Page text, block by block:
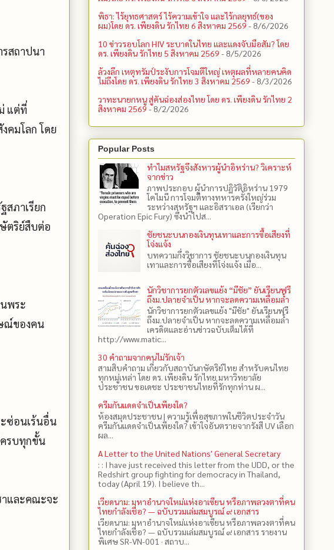
สถาปนา
แต่ที่
คมโลก โดย
ภาเรียก
ตริย์สืบต่อ
พระ
ณ์ของคน
ซ่อนเร้นอื่น
รบทุกขั้น
าและคณะจะ
พิธา: ไร้ยุทธศาสตร์ ไร้ความเข้าใจ และไร้กลยุทธ์(ของ
ผม)โดย ดร. เพียงดิน รักไทย 6 สิงหาคม 2569 - 8/6/2026
10 ข่าวรอบโลก HIV ระบาดในไทย และแดงจับมือสัม? โดย
ดร. เพียงดิน รักไทย 5 สิงหาคม 2569 - 8/5/2026
ล้วงลึก เหตุทรัมป์ระงับการโจมตีใหญ่ เหตุผลที่หลายคนคิด
ไม่ถึงโดย ดร. เพียงดิน รักไทย 3 สิงหาคม 2569 - 8/3/2026
วาทะนายกหนู สู่คันฉ่องส่องไทย โดย ดร. เพียงดิน รักไทย 2
สิงหาคม 2569 - 8/2/2026
Popular Posts
ทำไมสหรัฐจึงสังหารผู้นำอิหร่าน? วิเคราะห์
จากข่าว
ภาพประกอบ ผู้นำการปฏิวัติอิหร่าน 1979
โคไมนี การโจมตีทางทหารครั้งใหญ่ร่วม
ระหว่างสหรัฐฯ และอิสราเอล (เรียกว่า
Operation Epic Fury) ซึ่งนำไปส...
ชัยชนะบนกองเงินทุนเทาและการซื้อเสียงที่
โจ่งแจ้ง
บทความกึ่งวิชาการ ชัยชนะบนกองเงินทุน
เทาและการซื้อเสียงที่โจ่งแจ้ง เมื่อ...
นักวิชาการยกตัวเลขแย้ง “มีชัย” ยันเรียนฟรี
ถึงม.ปลายจำเป็น หากจะลดความเหลื่อมล้ำ
นักวิชาการยกตัวเลขแย้ง "มีชัย" ยันเรียนฟรี
ถึงม.ปลายจำเป็น หากจะลดความเหลื่อมล้ำ
เครดิตและอ่านข่าวฉบับเต็มได้ที่
http://www.matic...
30 คำถามจากคนไม่รักเจ้า
สามสิบคำถาม เกี่ยวกับสถาบันกษัตริย์ไทย สำหรับคนไทย
ทุกหมู่เหล่า โดย ดร.​ เพียงดิน รักไทย มหาวิทยาลัย
ประชาชน ขอเดชะ ประชาชนไทยที่รักทุกท่าน ผ...
ครีมกันแดดจำเป็นเพียงใด?
ห้องสมุดประชาชน | ความรู้เพื่อสุขภาพในชีวิตประจำวัน
ครีมกันแดดจำเป็นเพียงใด? เข้าใจอันตรายจากรังสี UV เลือก
ผล...
A Letter to the United Nations' General Secretary
: : I have just received this letter from the UDD, or the
Redshirt group fighting for democracy in Thailand,
today (April 19). I believe th...
เวียดนาม: มหาอำนาจใหม่แห่งอาเซียน หรือภาพลวงตาที่คน
ไทยกำลังเชื่อ? — ฉบับรวมเล่มสมบูรณ์ ๙ เอกสาร
เวียดนาม: มหาอำนาจใหม่แห่งอาเซียน หรือภาพลวงตาที่คน
ไทยกำลังเชื่อ? — ฉบับรวมเล่มสมบูรณ์ ๙ เอกสาร รายงาน
พิเศษ SR-VN-001 · สถาบ...